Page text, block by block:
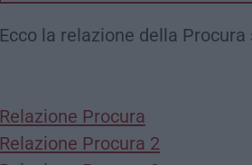
Ecco la relazione della
Relazione Procura
Relazione Procura 2